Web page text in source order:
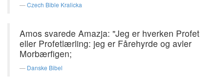
Czech Bible Kralicka
Amos svarede Amazja: "Jeg er hverken Profet
eller Profetlærling: jeg er Fårehyrde og avler
Morbærfigen;
Danske Bibel